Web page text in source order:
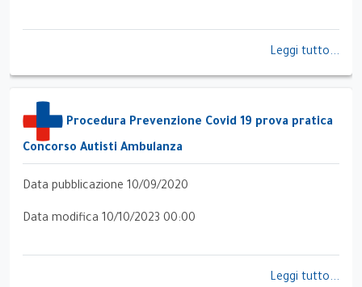
Leggi tutto...
Procedura Prevenzione Covid 19 prova pratica
Concorso Autisti Ambulanza
Data pubblicazione 10/09/2020
Data modifica 10/10/2023 00:00
Leggi tutto...